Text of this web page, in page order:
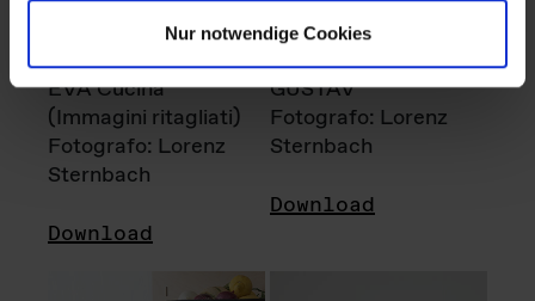
Nur notwendige Cookies
EVA Cucina
(Immagini ritagliati)
Fotografo: Lorenz
Sternbach
Download
GUSTAV
Fotografo: Lorenz
Sternbach
Download